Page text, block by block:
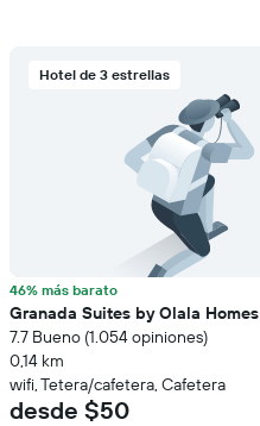
Hotel de 3 estrellas
46% más barato
Granada Suites by Olala Homes
7.7 Bueno (1.054 opiniones)
0,14 km
wifi, Tetera/cafetera, Cafetera
desde $50